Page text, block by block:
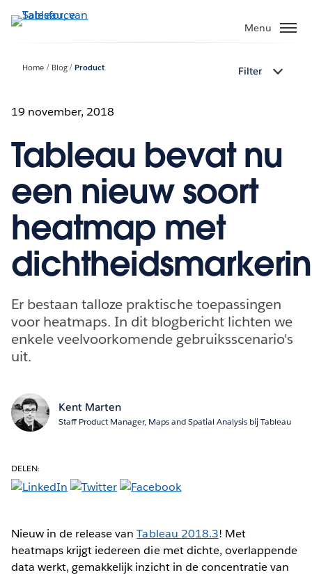
Verder
naar
Menu
Home Blog Product Filter
19 november, 2018
Tableau bevat nu
een nieuw soort
heatmap met
Er bestaan talloze praktische toepassingen
voor heatmaps. In dit blogbericht lichten we
enkele veelvoorkomende gebruiksscenario's
uit.
Kent Marten
Staff Product Manager, Maps and Spatial Analysis bij Tableau
DELEN:
Nieuw in de release vanTableau 2018.3! Met
heatmaps krijgt iedereen die met dichte, overlappende
data werkt, gemakkelijk inzicht in de concentratie van